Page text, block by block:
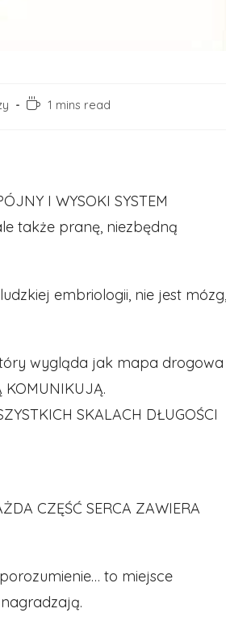
Reading1 mins read
I WYSOKI SYSTEM
także pranę, niezbędną
embriologii, nie jest mózg,
wygląda jak mapa drogowa
KOMUNIKUJĄ.
SKALACH DŁUGOŚCI
CZĘŚĆ SERCA ZAWIERA
to miejsce